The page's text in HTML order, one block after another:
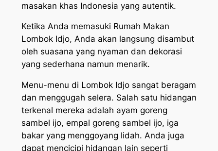
masakan khas Indonesia yang autentik.
Ketika Anda memasuki Rumah Makan
Lombok Idjo, Anda akan langsung disambut
oleh suasana yang nyaman dan dekorasi
yang sederhana namun menarik.
Menu-menu di Lombok Idjo sangat beragam
dan menggugah selera. Salah satu hidangan
terkenal mereka adalah ayam goreng
sambel ijo, empal goreng sambel ijo, iga
bakar yang menggoyang lidah. Anda juga
dapat mencicipi hidangan lain seperti